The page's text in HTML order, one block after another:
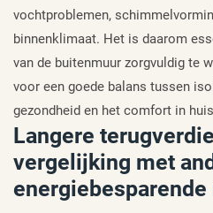
vochtproblemen,
binnenklimaat. Het is daarom
van de buitenmuur zorgvuldig te
voor een goede balans tussen
gezondheid en het comfort in
Langere
vergelijking met